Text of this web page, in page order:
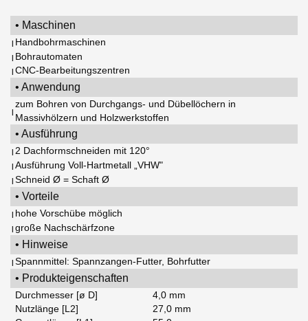
• Maschinen
| Handbohrmaschinen
| Bohrautomaten
| CNC-Bearbeitungszentren
• Anwendung
|
zum Bohren von Durchgangs- und Dübellöchern in
Massivhölzern und Holzwerkstoffen
• Ausführung
| 2 Dachformschneiden mit 120°
| Ausführung Voll-Hartmetall „VHW"
| Schneid Ø = Schaft Ø
• Vorteile
| hohe Vorschübe möglich
| große Nachschärfzone
• Hinweise
| Spannmittel: Spannzangen-Futter, Bohrfutter
• Produkteigenschaften
Durchmesser [ø D]
4,0 mm
Nutzlänge [L2]
27,0 mm